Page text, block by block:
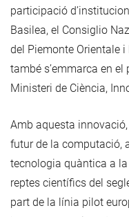
participació
Basilea, el Consiglio
del Piemonte Orientale i
també s’emmarca en
Ministeri de Ciència,
Amb aquesta
futur de la computació,
tecnologia quàntica a
reptes científics del
part de la línia pilot